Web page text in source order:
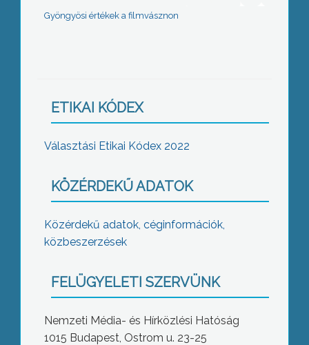
Gyöngyösi értékek a filmvásznon
ETIKAI KÓDEX
Választási Etikai Kódex 2022
KÖZÉRDEKŰ ADATOK
Közérdekű adatok, céginformációk,
közbeszerzések
FELÜGYELETI SZERVÜNK
Nemzeti Média- és Hírközlési Hatóság
1015 Budapest, Ostrom u. 23-25